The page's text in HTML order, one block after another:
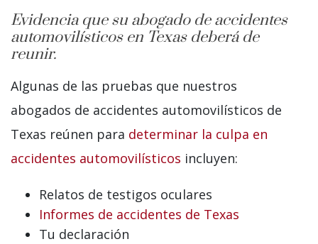
Evidencia que su abogado de accidentes
automovilísticos en Texas deberá de
reunir.
Algunas de las pruebas que nuestros
abogados de accidentes automovilísticos de
Texas reúnen para determinar la culpa en
accidentes automovilísticos incluyen:
Relatos de testigos oculares
Informes de accidentes de Texas
Tu declaración